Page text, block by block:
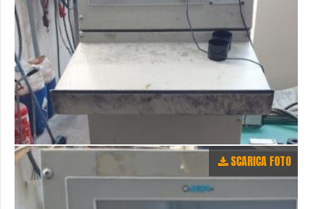
SCARICA FOTO